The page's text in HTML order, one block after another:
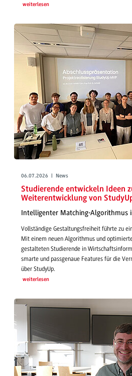
weiterlesen
06.07.2026 | News
Studierende entwickeln Ideen
Weiterentwicklung von
Intelligenter Matching-Algorithmus
Vollständige Gestaltungsfreiheit führte zu
Mit einem neuen Algorithmus und
gestalteten Studierende in
smarte und passgenaue Features für die
über StudyUp.
weiterlesen